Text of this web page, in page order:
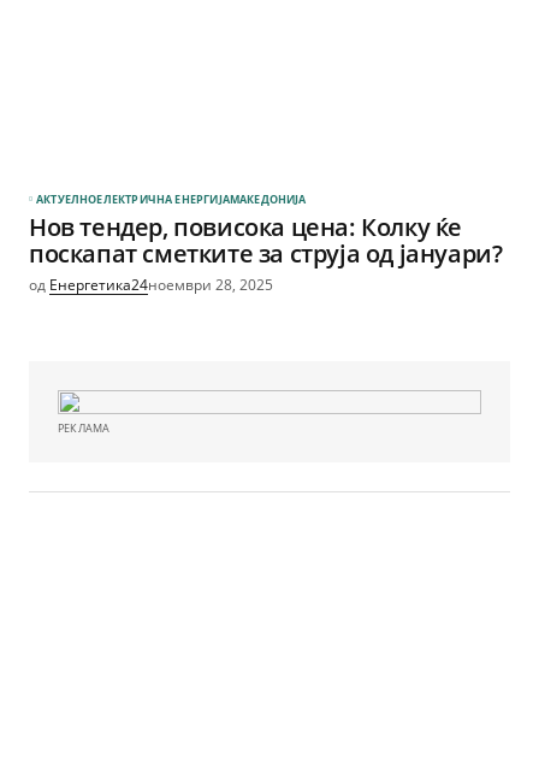
АКТУЕЛНОЕЛЕКТРИЧНА ЕНЕРГИЈАМАКЕДОНИЈА
Нов тендер, повисока цена: Колку ќе
поскапат сметките за струја од јануари?
од Енергетика24ноември 28, 2025
РЕКЛАМА